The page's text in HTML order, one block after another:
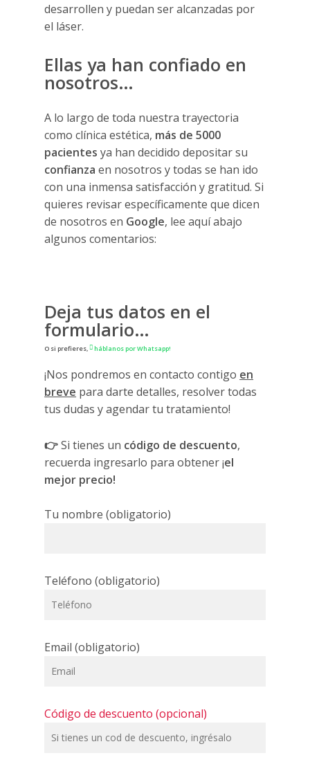
desarrollen y puedan ser alcanzadas por
el láser.
Ellas ya han confiado en
nosotros…
A lo largo de toda nuestra trayectoria
como clínica estética, más de 5000
pacientes ya han decidido depositar su
confianza en nosotros y todas se han ido
con una inmensa satisfacción y gratitud. Si
quieres revisar específicamente que dicen
de nosotros en Google, lee aquí abajo
algunos comentarios:
Deja tus datos en el
formulario…
O si prefieres, háblanos por Whatsapp!
¡Nos pondremos en contacto contigo en
breve para darte detalles, resolver todas
tus dudas y agendar tu tratamiento!
👉Si tienes un código de descuento,
recuerda ingresarlo para obtener ¡el
mejor precio!
Tu nombre (obligatorio)
Teléfono (obligatorio)
Email (obligatorio)
Código de descuento (opcional)